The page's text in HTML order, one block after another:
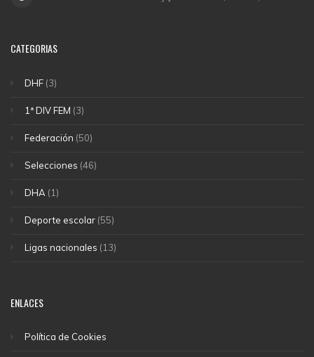
CATEGORIAS
DHF (3)
1ª DIV FEM (3)
Federación (50)
Selecciones (46)
DHA (1)
Deporte escolar (55)
Ligas nacionales (13)
ENLACES
Política de Cookies